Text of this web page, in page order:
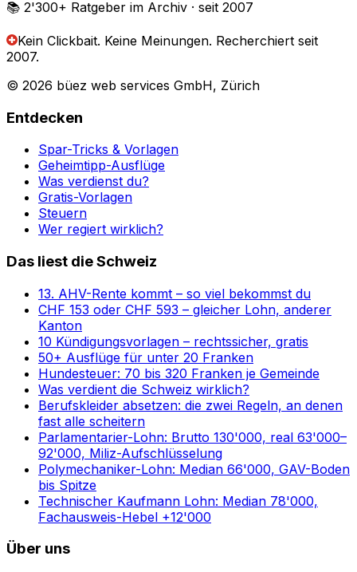
📚 2'300+ Ratgeber im Archiv · seit 2007
Kein Clickbait. Keine Meinungen. Recherchiert seit
2007.
© 2026 büez web services GmbH, Zürich
Entdecken
Spar-Tricks & Vorlagen
Geheimtipp-Ausflüge
Was verdienst du?
Gratis-Vorlagen
Steuern
Wer regiert wirklich?
Das liest die Schweiz
13. AHV-Rente kommt – so viel bekommst du
CHF 153 oder CHF 593 – gleicher Lohn, anderer
Kanton
10 Kündigungsvorlagen – rechtssicher, gratis
50+ Ausflüge für unter 20 Franken
Hundesteuer: 70 bis 320 Franken je Gemeinde
Was verdient die Schweiz wirklich?
Berufskleider absetzen: die zwei Regeln, an denen
fast alle scheitern
Parlamentarier-Lohn: Brutto 130'000, real 63'000–
92'000, Miliz-Aufschlüsselung
Polymechaniker-Lohn: Median 66'000, GAV-Boden
bis Spitze
Technischer Kaufmann Lohn: Median 78'000,
Fachausweis-Hebel +12'000
Über uns